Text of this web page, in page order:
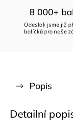
8 000+
Odeslali jsme již
balíčků pro naše
Popis
Detailní